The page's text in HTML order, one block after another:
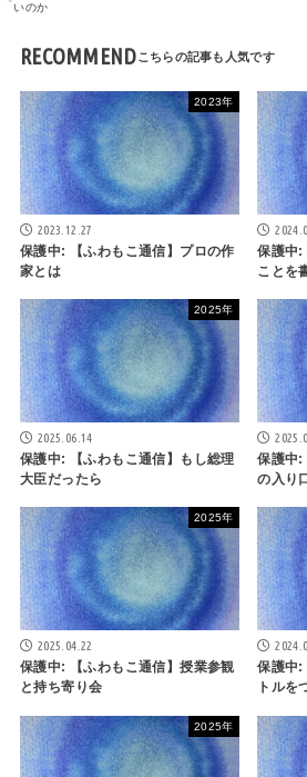
いのか
RECOMMEND
2023年
2023.12.27
保護中: 【ふわもこ通信】プロの作
家とは
保護中:
ことを
2025年
2025.06.14
保護中: 【ふわもこ通信】もし総理
大臣だったら
保護中:
の入り口
2025年
2025.04.22
保護中: 【ふわもこ通信】授業参観
と持ち寄り会
保護中:
トルを
2025年